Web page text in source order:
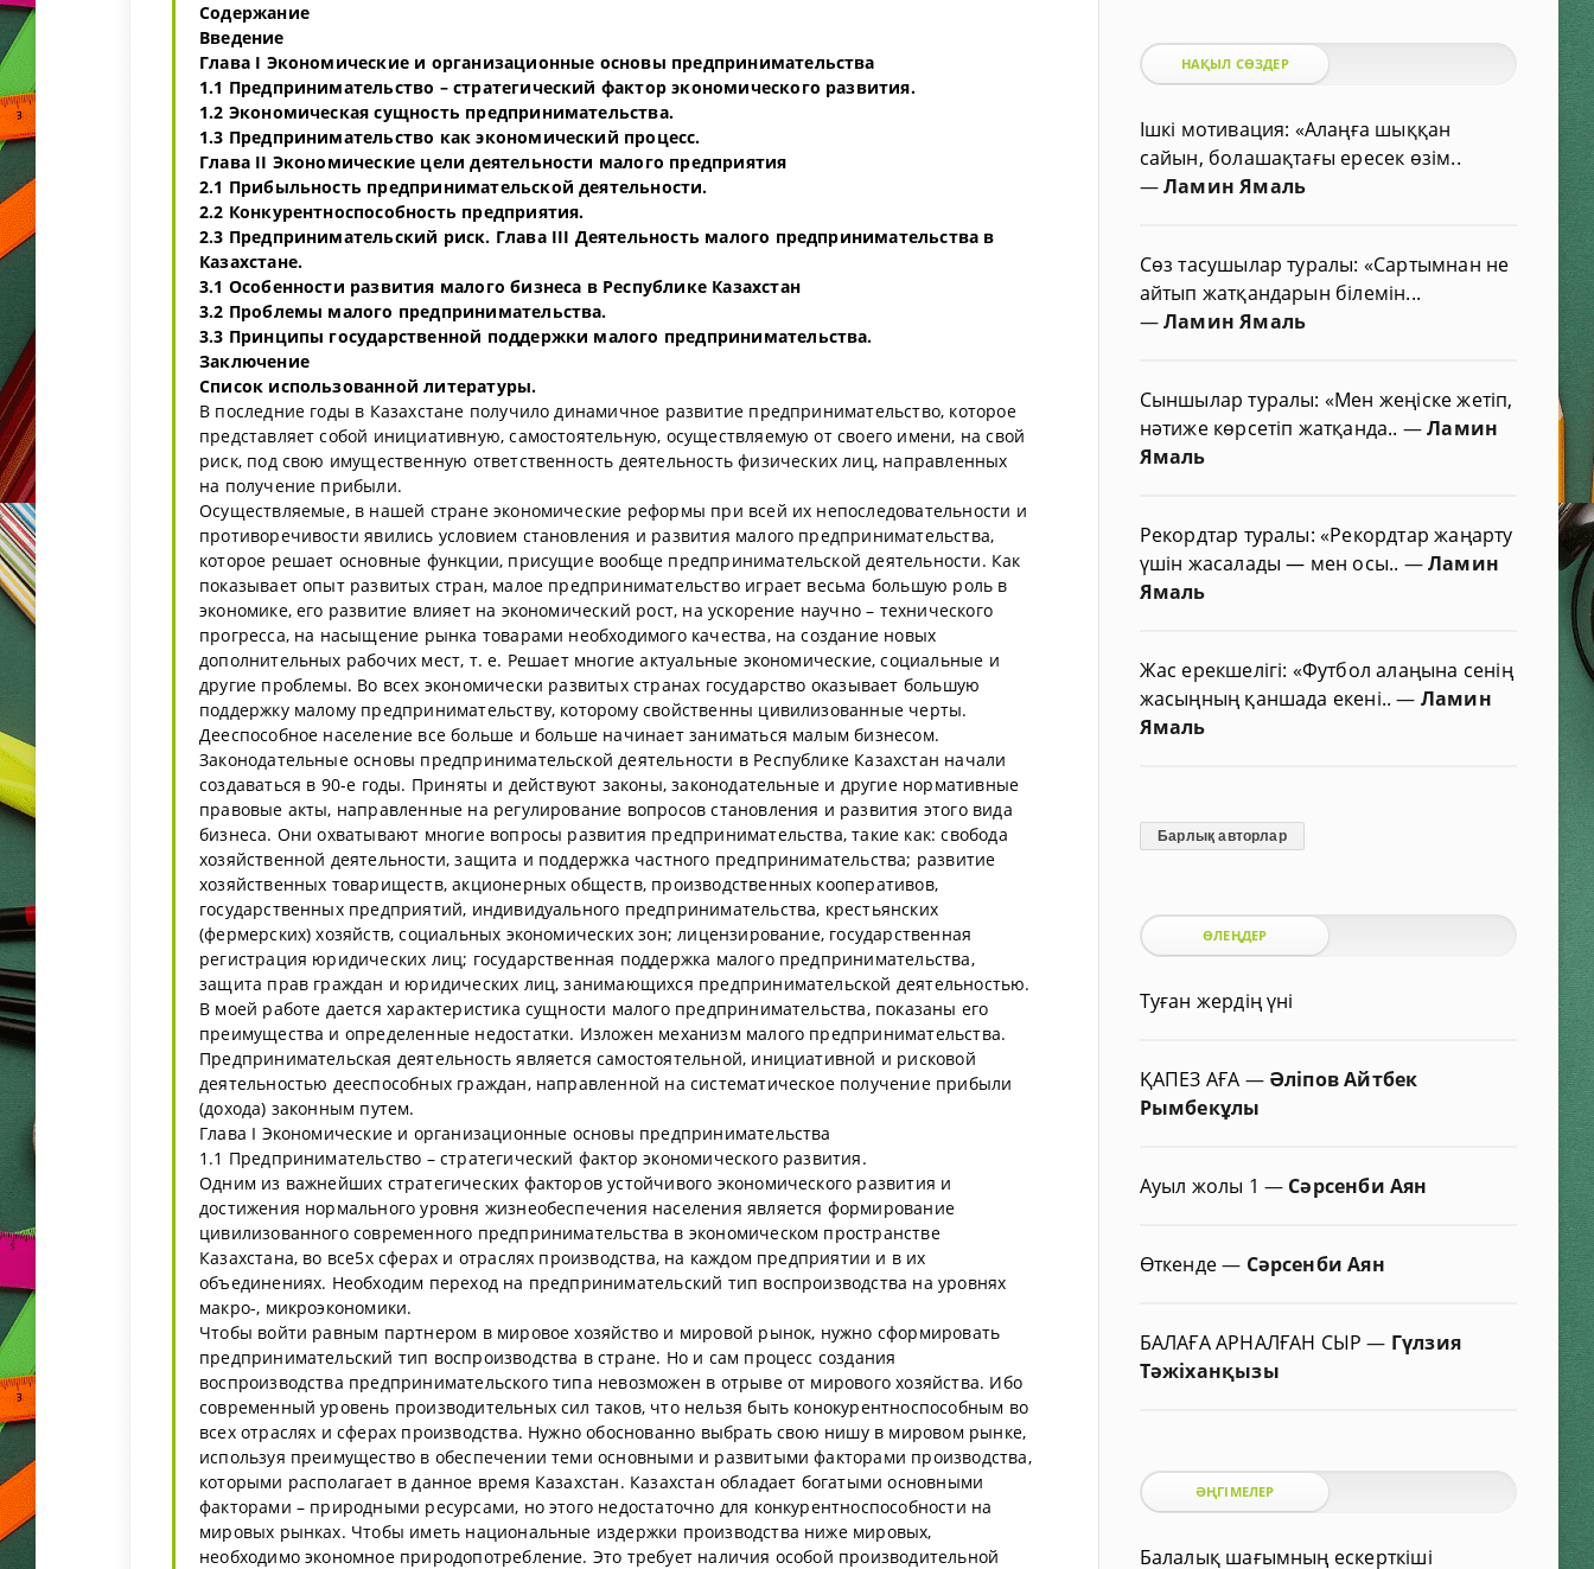
Содержание
Введение
Глава I Экономические и организационные основы предпринимательства
1.1 Предпринимательство – стратегический фактор экономического развития.
1.2 Экономическая сущность предпринимательства.
1.3 Предпринимательство как экономический процесс.
Глава II Экономические цели деятельности малого предприятия
2.1 Прибыльность предпринимательской деятельности.
2.2 Конкурентноспособность предприятия.
2.3 Предпринимательский риск. Глава III Деятельность малого предпринимательства в
Казахстане.
3.1 Особенности развития малого бизнеса в Республике Казахстан
3.2 Проблемы малого предпринимательства.
3.3 Принципы государственной поддержки малого предпринимательства.
Заключение
Список использованной литературы.
В последние годы в Казахстане получило динамичное развитие предпринимательство, которое
представляет собой инициативную, самостоятельную, осуществляемую от своего имени, на свой
риск, под свою имущественную ответственность деятельность физических лиц, направленных
на получение прибыли.
Осуществляемые, в нашей стране экономические реформы при всей их непоследовательности и
противоречивости явились условием становления и развития малого предпринимательства,
которое решает основные функции, присущие вообще предпринимательской деятельности. Как
показывает опыт развитых стран, малое предпринимательство играет весьма большую роль в
экономике, его развитие влияет на экономический рост, на ускорение научно – технического
прогресса, на насыщение рынка товарами необходимого качества, на создание новых
дополнительных рабочих мест, т. е. Решает многие актуальные экономические, социальные и
другие проблемы. Во всех экономически развитых странах государство оказывает большую
поддержку малому предпринимательству, которому свойственны цивилизованные черты.
Дееспособное население все больше и больше начинает заниматься малым бизнесом.
Законодательные основы предпринимательской деятельности в Республике Казахстан начали
создаваться в 90-е годы. Приняты и действуют законы, законодательные и другие нормативные
правовые акты, направленные на регулирование вопросов становления и развития этого вида
бизнеса. Они охватывают многие вопросы развития предпринимательства, такие как: свобода
хозяйственной деятельности, защита и поддержка частного предпринимательства; развитие
хозяйственных товариществ, акционерных обществ, производственных кооперативов,
государственных предприятий, индивидуального предпринимательства, крестьянских
(фермерских) хозяйств, социальных экономических зон; лицензирование, государственная
регистрация юридических лиц; государственная поддержка малого предпринимательства,
защита прав граждан и юридических лиц, занимающихся предпринимательской деятельностью.
В моей работе дается характеристика сущности малого предпринимательства, показаны его
преимущества и определенные недостатки. Изложен механизм малого предпринимательства.
Предпринимательская деятельность является самостоятельной, инициативной и рисковой
деятельностью дееспособных граждан, направленной на систематическое получение прибыли
(дохода) законным путем.
Глава I Экономические и организационные основы предпринимательства
1.1 Предпринимательство – стратегический фактор экономического развития.
Одним из важнейших стратегических факторов устойчивого экономического развития и
достижения нормального уровня жизнеобеспечения населения является формирование
цивилизованного современного предпринимательства в экономическом пространстве
Казахстана, во все5х сферах и отраслях производства, на каждом предприятии и в их
объединениях. Необходим переход на предпринимательский тип воспроизводства на уровнях
макро-, микроэкономики.
Чтобы войти равным партнером в мировое хозяйство и мировой рынок, нужно сформировать
предпринимательский тип воспроизводства в стране. Но и сам процесс создания
воспроизводства предпринимательского типа невозможен в отрыве от мирового хозяйства. Ибо
современный уровень производительных сил таков, что нельзя быть конокурентноспособным во
всех отраслях и сферах производства. Нужно обоснованно выбрать свою нишу в мировом рынке,
используя преимущество в обеспечении теми основными и развитыми факторами производства,
которыми располагает в данное время Казахстан. Казахстан обладает богатыми основными
факторами – природными ресурсами, но этого недостаточно для конкурентноспособности на
мировых рынках. Чтобы иметь национальные издержки производства ниже мировых,
необходимо экономное природопотребление. Это требует наличия особой производительной
НАҚЫЛ СӨЗДЕР
Ішкі мотивация: «Алаңға шыққан
сайын, болашақтағы ересек өзім..
—Ламин Ямаль
Сөз тасушылар туралы: «Сартымнан не
айтып жатқандарын білемін...
—Ламин Ямаль
Сыншылар туралы: «Мен жеңіске жетіп,
нәтиже көрсетіп жатқанда.. —Ламин
Ямаль
Рекордтар туралы: «Рекордтар жаңарту
үшін жасалады — мен осы.. —Ламин
Ямаль
Жас ерекшелігі: «Футбол алаңына сенің
жасыңның қаншада екені..— Ламин
Ямаль
Барлық авторлар
ӨЛЕҢДЕР
Туған жердің үні
ҚАПЕЗ АҒА — Әліпов Айтбек
Рымбекұлы
Ауыл жолы 1 — Сәрсенби Аян
Өткенде— Сәрсенби Аян
БАЛАҒА АРНАЛҒАН СЫР— Гүлзия
Тәжіханқызы
ӘҢГІМЕЛЕР
Балалық шағымның ескерткіші